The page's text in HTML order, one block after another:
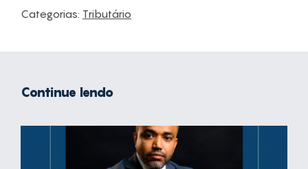
Categorias: Tributário
Continue lendo